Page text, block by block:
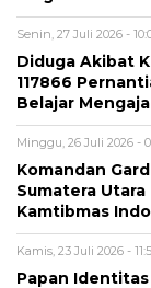
Senin, 27 Juli 2026 -
Diduga Akibat
117866
Belajar
Minggu, 26 Juli 2026 -
Komandan
Sumatera
Kamtibmas
Kamis, 23 Juli 2026 -
Papan Identitas